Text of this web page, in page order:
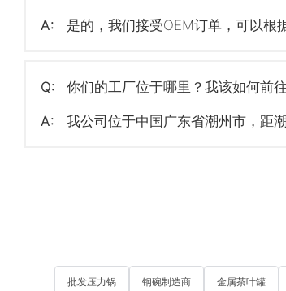
A: 是的，我们接受OEM订单，可以根
Q: 你们的工厂位于哪里？我该如何前
A: 我公司位于中国广东省潮州市，距
批发压力锅 钢碗制造商 金属茶叶罐